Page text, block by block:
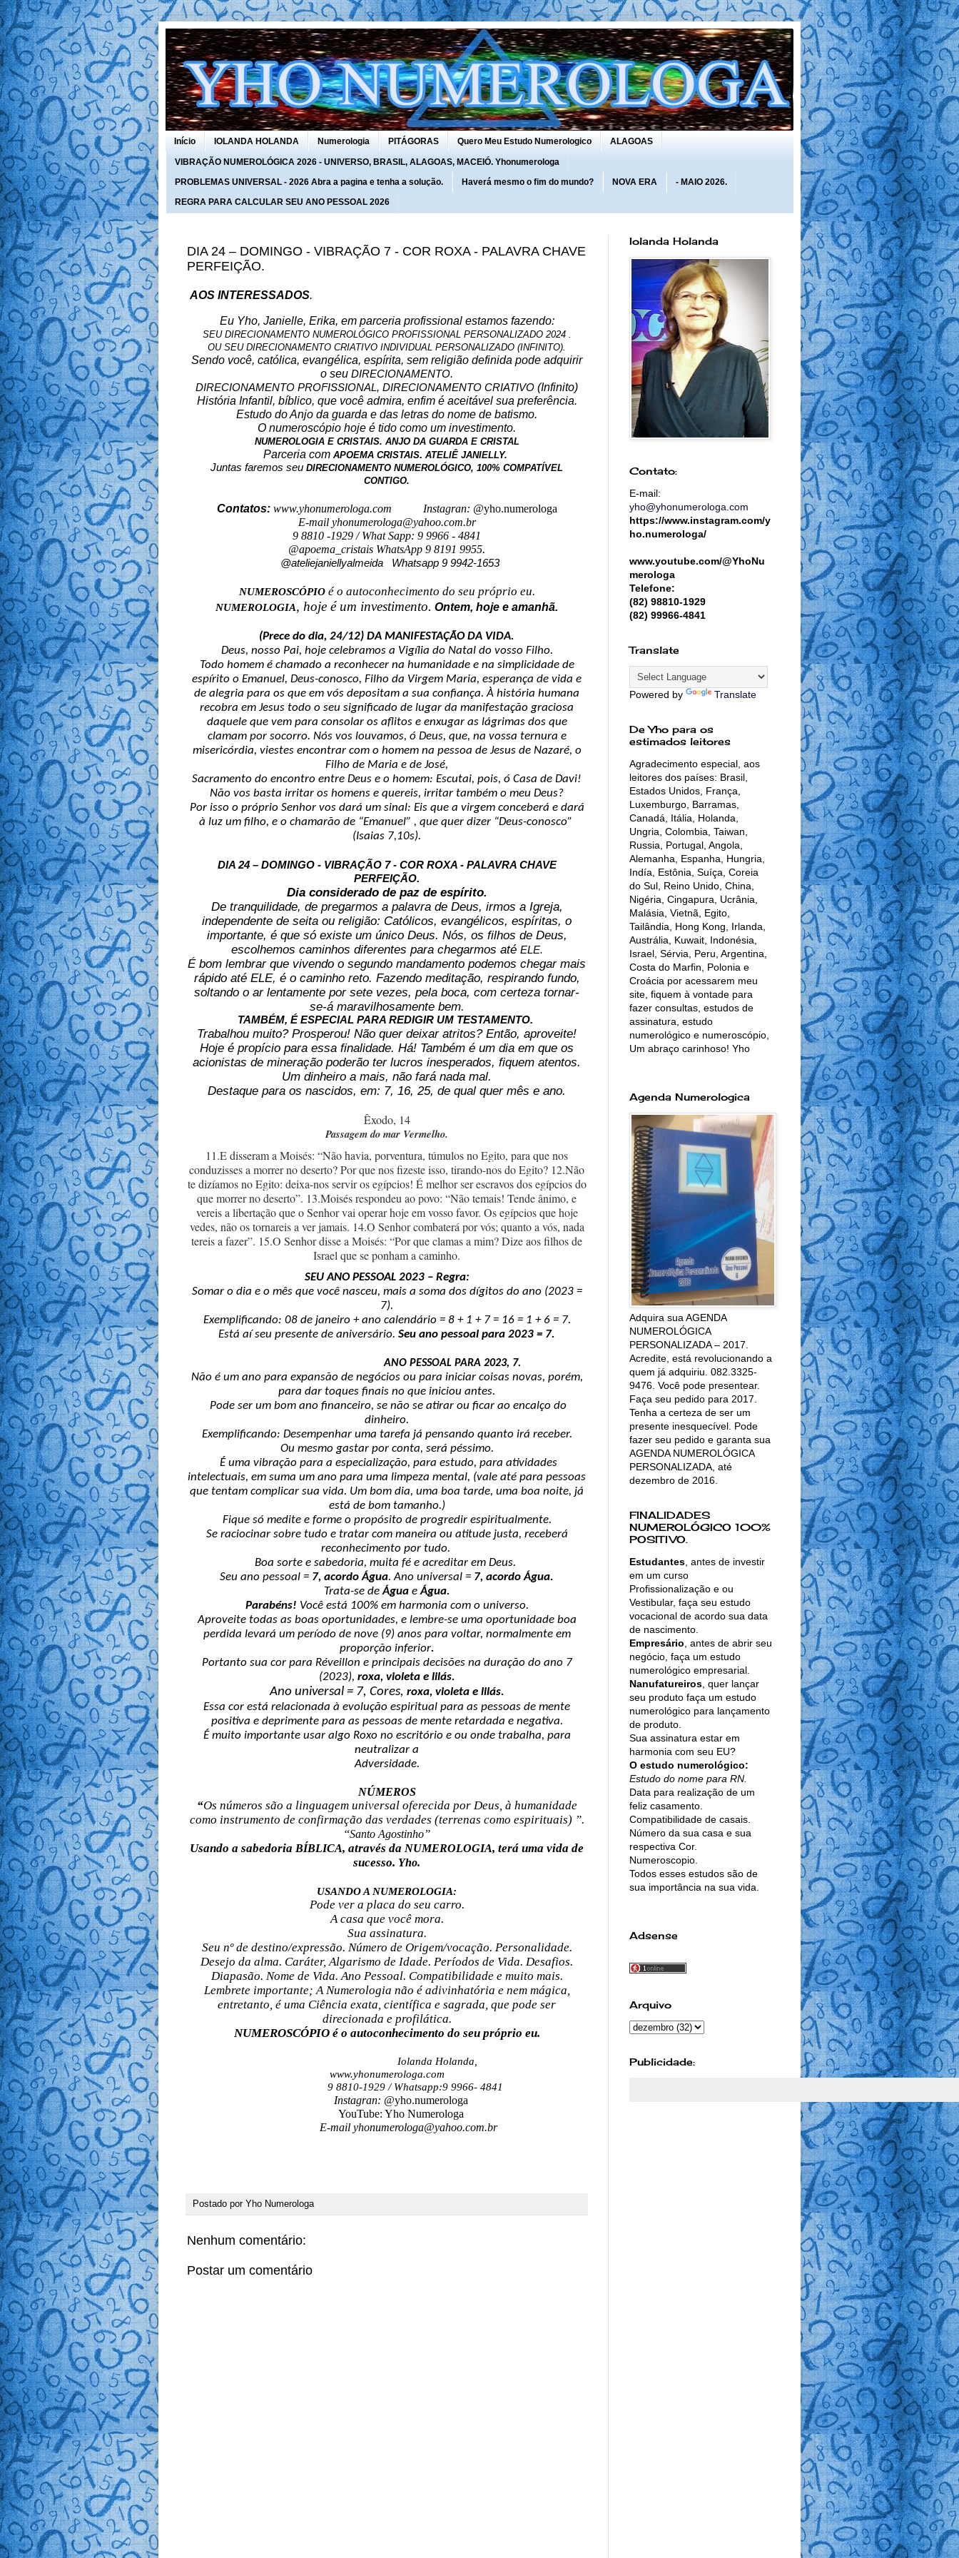
Início IOLANDA HOLANDA Numerologia PITÁGORAS Quero Meu Estudo Numerologico ALAGOAS
VIBRAÇÃO NUMEROLÓGICA 2026 - UNIVERSO, BRASIL, ALAGOAS, MACEIÓ. Yhonumerologa
PROBLEMAS UNIVERSAL - 2026 Abra a pagina e tenha a solução. Haverá mesmo o fim do mundo? NOVA ERA - MAIO 2026.
REGRA PARA CALCULAR SEU ANO PESSOAL 2026
DIA 24 – DOMINGO - VIBRAÇÃO 7 - COR ROXA - PALAVRA CHAVE
PERFEIÇÃO.
AOS INTERESSADOS.
Eu Yho, Janielle, Erika, em parceria profissional estamos fazendo:
SEU DIRECIONAMENTO NUMEROLÓGICO PROFISSIONAL PERSONALIZADO 2024 .
OU SEU DIRECIONAMENTO CRIATIVO INDIVIDUAL PERSONALIZADO (INFINITO).
Sendo você, católica, evangélica, espírita, sem religião definida pode adquirir
o seu DIRECIONAMENTO.
DIRECIONAMENTO PROFISSIONAL, DIRECIONAMENTO CRIATIVO (Infinito)
História Infantil, bíblico, que você admira, enfim é aceitável sua preferência.
Estudo do Anjo da guarda e das letras do nome de batismo.
O numeroscópio hoje é tido como um investimento.
NUMEROLOGIA E CRISTAIS. ANJO DA GUARDA E CRISTAL
Parceria com APOEMA CRISTAIS. ATELIÊ JANIELLY.
Juntas faremos seu DIRECIONAMENTO NUMEROLÓGICO, 100% COMPATÍVEL
CONTIGO.
Contatos: www.yhonumerologa.com Instagran: @yho.numerologa
E-mail yhonumerologa@yahoo.com.br
9 8810 -1929 / What Sapp: 9 9966 - 4841
@apoema_cristais WhatsApp 9 8191 9955.
@ateliejaniellyalmeida Whatsapp 9 9942-1653
NUMEROSCÓPIO é o autoconhecimento do seu próprio eu.
NUMEROLOGIA, hoje é um investimento. Ontem, hoje e amanhã.
(Prece do dia, 24/12) DA MANIFESTAÇÃO DA VIDA.
Deus, nosso Pai, hoje celebramos a Vigília do Natal do vosso Filho.
Todo homem é chamado a reconhecer na humanidade e na simplicidade de
espírito o Emanuel, Deus-conosco, Filho da Virgem Maria, esperança de vida e
de alegria para os que em vós depositam a sua confiança. À história humana
recobra em Jesus todo o seu significado de lugar da manifestação graciosa
daquele que vem para consolar os aflitos e enxugar as lágrimas dos que
clamam por socorro. Nós vos louvamos, ó Deus, que, na vossa ternura e
misericórdia, viestes encontrar com o homem na pessoa de Jesus de Nazaré, o
Filho de Maria e de José,
Sacramento do encontro entre Deus e o homem: Escutai, pois, ó Casa de Davi!
Não vos basta irritar os homens e quereis, irritar também o meu Deus?
Por isso o próprio Senhor vos dará um sinal: Eis que a virgem conceberá e dará
à luz um filho, e o chamarão de “Emanuel” , que quer dizer “Deus-conosco”
(Isaias 7,10s).
DIA 24 – DOMINGO - VIBRAÇÃO 7 - COR ROXA - PALAVRA CHAVE
PERFEIÇÃO.
Dia considerado de paz de espírito.
De tranquilidade, de pregarmos a palavra de Deus, irmos a Igreja,
independente de seita ou religião: Católicos, evangélicos, espíritas, o
importante, é que só existe um único Deus. Nós, os filhos de Deus,
escolhemos caminhos diferentes para chegarmos até ELE.
É bom lembrar que vivendo o segundo mandamento podemos chegar mais
rápido até ELE, é o caminho reto. Fazendo meditação, respirando fundo,
soltando o ar lentamente por sete vezes, pela boca, com certeza tornar-
se-á maravilhosamente bem.
TAMBÉM, É ESPECIAL PARA REDIGIR UM TESTAMENTO.
Trabalhou muito? Prosperou! Não quer deixar atritos? Então, aproveite!
Hoje é propício para essa finalidade. Há! Também é um dia em que os
acionistas de mineração poderão ter lucros inesperados, fiquem atentos.
Um dinheiro a mais, não fará nada mal.
Destaque para os nascidos, em: 7, 16, 25, de qual quer mês e ano.
Êxodo, 14
Passagem do mar Vermelho.
11.E disseram a Moisés: “Não havia, porventura, túmulos no Egito, para que nos
conduzisses a morrer no deserto? Por que nos fizeste isso, tirando-nos do Egito? 12.Não
te dizíamos no Egito: deixa-nos servir os egípcios! É melhor ser escravos dos egípcios do
que morrer no deserto”. 13.Moisés respondeu ao povo: “Não temais! Tende ânimo, e
vereis a libertação que o Senhor vai operar hoje em vosso favor. Os egípcios que hoje
vedes, não os tornareis a ver jamais. 14.O Senhor combaterá por vós; quanto a vós, nada
tereis a fazer”. 15.O Senhor disse a Moisés: “Por que clamas a mim? Dize aos filhos de
Israel que se ponham a caminho.
SEU ANO PESSOAL 2023 – Regra:
Somar o dia e o mês que você nasceu, mais a soma dos dígitos do ano (2023 =
7).
Exemplificando: 08 de janeiro + ano calendário = 8 + 1 + 7 = 16 = 1 + 6 = 7.
Está aí seu presente de aniversário. Seu ano pessoal para 2023 = 7.
ANO PESSOAL PARA 2023, 7.
Não é um ano para expansão de negócios ou para iniciar coisas novas, porém,
para dar toques finais no que iniciou antes.
Pode ser um bom ano financeiro, se não se atirar ou ficar ao encalço do
dinheiro.
Exemplificando: Desempenhar uma tarefa já pensando quanto irá receber.
Ou mesmo gastar por conta, será péssimo.
É uma vibração para a especialização, para estudo, para atividades
intelectuais, em suma um ano para uma limpeza mental, (vale até para pessoas
que tentam complicar sua vida. Um bom dia, uma boa tarde, uma boa noite, já
está de bom tamanho.)
Fique só medite e forme o propósito de progredir espiritualmente.
Se raciocinar sobre tudo e tratar com maneira ou atitude justa, receberá
reconhecimento por tudo.
Boa sorte e sabedoria, muita fé e acreditar em Deus.
Seu ano pessoal = 7, acordo Água. Ano universal = 7, acordo Água.
Trata-se deÁgua eÁgua.
Parabéns! Você está 100% em harmonia com o universo.
Aproveite todas as boas oportunidades, e lembre-se uma oportunidade boa
perdida levará um período de nove (9) anos para voltar, normalmente em
proporção inferior.
Portanto sua cor para Réveillon e principais decisões na duração do ano 7
(2023), roxa, violeta e lilás.
Ano universal = 7, Cores, roxa, violeta e lilás.
Essa cor está relacionada à evolução espiritual para as pessoas de mente
positiva e deprimente para as pessoas de mente retardada e negativa.
É muito importante usar algo Roxo no escritório e ou onde trabalha, para
neutralizar a
Adversidade.
NÚMEROS
“Os números são a linguagem universal oferecida por Deus, à humanidade
como instrumento de confirmação das verdades (terrenas como espirituais) ”.
“Santo Agostinho”
Usando a sabedoria BÍBLICA, através da NUMEROLOGIA, terá uma vida de
sucesso. Yho.
USANDO A NUMEROLOGIA:
Pode ver a placa do seu carro.
A casa que você mora.
Sua assinatura.
Seu nº de destino/expressão. Número de Origem/vocação. Personalidade.
Desejo da alma. Caráter, Algarismo de Idade. Períodos de Vida. Desafios.
Diapasão. Nome de Vida. Ano Pessoal. Compatibilidade e muito mais.
Lembrete importante; A Numerologia não é adivinhatória e nem mágica,
entretanto, é uma Ciência exata, científica e sagrada, que pode ser
direcionada e profilática.
NUMEROSCÓPIO é o autoconhecimento do seu próprio eu.
Iolanda Holanda,
www.yhonumerologa.com
9 8810-1929 / Whatsapp:9 9966- 4841
Instagran: @yho.numerologa
YouTube: Yho Numerologa
E-mail yhonumerologa@yahoo.com.br
Postado por Yho Numerologa
Nenhum comentário:
Postar um comentário
Iolanda Holanda
Contato:
E-mail:
yho@yhonumerologa.com
https://www.instagram.com/y
ho.numerologa/
www.youtube.com/@YhoNu
merologa
Telefone:
(82) 98810-1929
(82) 99966-4841
Translate
Powered by Translate
De Yho para os
estimados leitores
Agradecimento especial, aos
leitores dos países: Brasil,
Estados Unidos, França,
Luxemburgo, Barramas,
Canadá, Itália, Holanda,
Ungria, Colombia, Taiwan,
Russia, Portugal, Angola,
Alemanha, Espanha, Hungria,
Indía, Estônia, Suíça, Coreia
do Sul, Reino Unido, China,
Nigéria, Cingapura, Ucrânia,
Malásia, Vietnã, Egito,
Tailândia, Hong Kong, Irlanda,
Austrália, Kuwait, Indonésia,
Israel, Sérvia, Peru, Argentina,
Costa do Marfin, Polonia e
Croácia por acessarem meu
site, fiquem à vontade para
fazer consultas, estudos de
assinatura, estudo
numerológico e numeroscópio,
Um abraço carinhoso! Yho
Agenda Numerologica
Adquira sua AGENDA
NUMEROLÓGICA
PERSONALIZADA – 2017.
Acredite, está revolucionando a
quem já adquiriu. 082.3325-
9476. Você pode presentear.
Faça seu pedido para 2017.
Tenha a certeza de ser um
presente inesquecível. Pode
fazer seu pedido e garanta sua
AGENDA NUMEROLÓGICA
PERSONALIZADA, até
dezembro de 2016.
FINALIDADES
NUMEROLÓGICO 100%
POSITIVO.
Estudantes , antes de investir
em um curso
Profissionalização e ou
Vestibular, faça seu estudo
vocacional de acordo sua data
de nascimento.
Empresário , antes de abrir seu
negócio, faça um estudo
numerológico empresarial.
Nanufatureiros , quer lançar
seu produto faça um estudo
numerológico para lançamento
de produto.
Sua assinatura estar em
harmonia com seu EU?
O estudo numerológico:
Estudo do nome para RN.
Data para realização de um
feliz casamento.
Compatibilidade de casais.
Número da sua casa e sua
respectiva Cor.
Numeroscopio.
Todos esses estudos são de
sua importância na sua vida.
Adsense
Arquivo
Publicidade: